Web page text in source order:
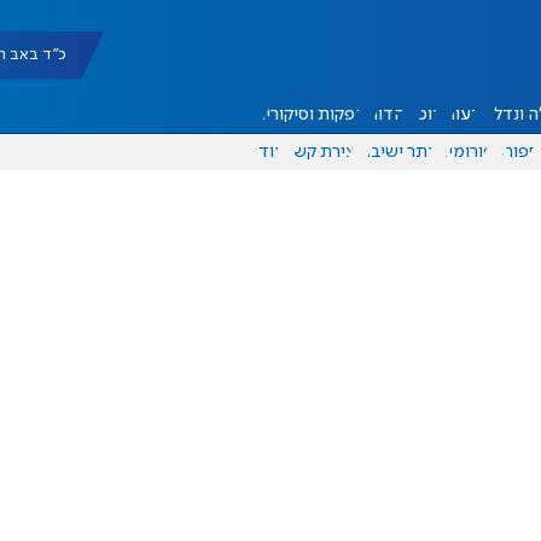
כ"ד באב תשפ"ו
ונדל"ן דעות אוכל יהדות הפקות וסיקורים
ספורט פורומים אתר ישיבה יצירת קשר עוד